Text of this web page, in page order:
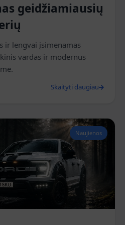
geidžiamiausių
ir lengvai įsimenamas
vardas ir modernus
Skaityti daugiau
Naujienos